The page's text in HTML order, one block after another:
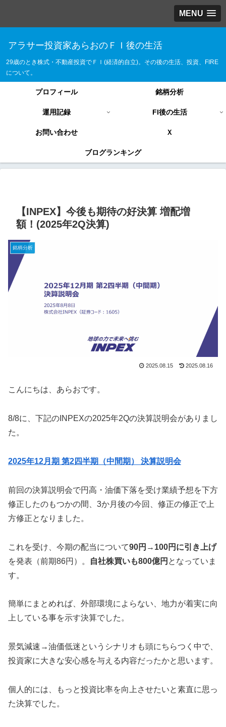
MENU
アラサー投資家あらおのＦＩ後の生活
29歳のとき株式・不動産投資でＦＩ(経済的自立)。その後の生活、投資、FIRE
について。
プロフィール 銘柄分析
運用記録 FI後の生活
お問い合わせ Ｘ
ブログランキング
【INPEX】今後も期待の好決算 増配増
額！(2025年2Q決算)
銘柄分析
2025.08.15 2025.08.16
こんにちは、あらおです。
8/8に、下記のINPEXの2025年2Qの決算説明会がありまし
た。
2025年12月期 第2四半期（中間期） 決算説明会
前回の決算説明会で円高・油価下落を受け業績予想を下方
修正したのもつかの間、3か月後の今回、修正の修正で上
方修正となりました。
これを受け、今期の配当について90円→100円に引き上げ
を発表（前期86円）。
自社株買いも800億円 となっていま
す。
簡単にまとめれば、外部環境によらない、地力が着実に向
上している事を示す決算でした。
景気減速→油価低迷というシナリオも頭にちらつく中で、
投資家に大きな安心感を与える内容だったかと思います。
個人的には、もっと投資比率を向上させたいと素直に思っ
た決算でした。